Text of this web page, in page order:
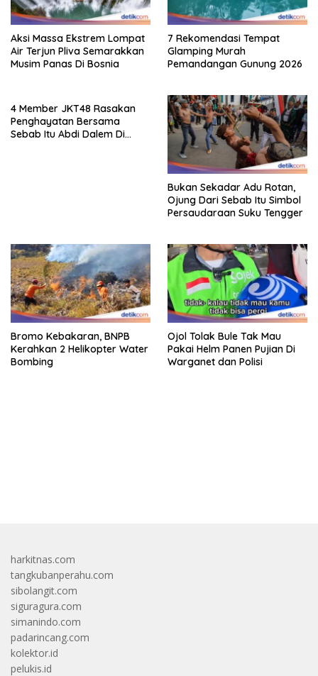
Aksi Massa Ekstrem Lompat
Air Terjun Pliva Semarakkan
Musim Panas Di Bosnia
7 Rekomendasi Tempat
Glamping Murah
Pemandangan Gunung 2026
4 Member JKT48 Rasakan
Penghayatan Bersama
Sebab Itu Abdi Dalem Di
Bukan Sekadar Adu Rotan,
Ojung Dari Sebab Itu Simbol
Persaudaraan Suku Tengger
Bromo Kebakaran, BNPB
Kerahkan 2 Helikopter Water
Bombing
Ojol Tolak Bule Tak Mau
Pakai Helm Panen Pujian Di
Warganet dan Polisi
harkitnas.com
tangkubanperahu.com
sibolangit.com
siguragura.com
simanindo.com
padarincang.com
kolektor.id
pelukis.id